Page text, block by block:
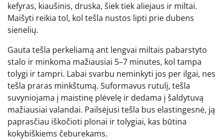
kefyras, kiaušinis, druska, šiek tiek aliejaus ir miltai.
Maišyti reikia tol, kol tešla nustos lipti prie dubens
sienelių.
Gauta tešla perkeliamą ant lengvai miltais pabarstyto
stalo ir minkoma mažiausiai 5–7 minutes, kol tampa
tolygi ir tampri. Labai svarbu neminkyti jos per ilgai, nes
tešla praras minkštumą. Suformavus rutulį, tešla
suvyniojama į maistinę plėvelę ir dedama į šaldytuvą
mažiausiai valandai. Pailsėjusi tešla bus elastingesnė, ją
paprasčiau iškočioti plonai ir tolygiai, kas būtina
kokybiškiems čeburekams.